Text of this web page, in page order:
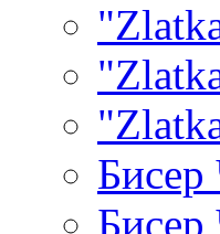
Бисер
Бисер